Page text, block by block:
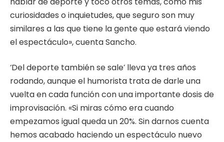
curiosidades o inquietudes, que seguro son muy
similares a las que tiene la gente que estará viendo
el espectáculo», cuenta Sancho.
‘Del deporte también se sale’ lleva ya tres años
rodando, aunque el humorista trata de darle una
vuelta en cada función con una importante dosis de
improvisación. «Si miras cómo era cuando
empezamos igual queda un 20%. Sin darnos cuenta
hemos acabado haciendo un espectáculo nuevo